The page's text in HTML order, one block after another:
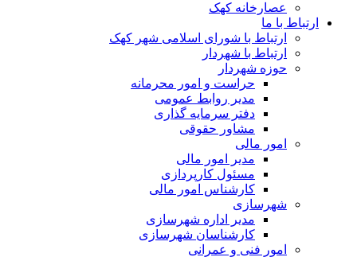
عصارخانه کهک
ارتباط با ما
ارتباط با شورای اسلامی شهر کهک
ارتباط با شهردار
حوزه شهردار
حراست و امور محرمانه
مدیر روابط عمومی
دفتر سرمایه گذاری
مشاور حقوقی
امور مالی
مدیر امور مالی
مسئول کارپردازی
کارشناس امور مالی
شهرسازی
مدیر اداره شهرسازی
کارشناسان شهرسازی
امور فنی و عمرانی